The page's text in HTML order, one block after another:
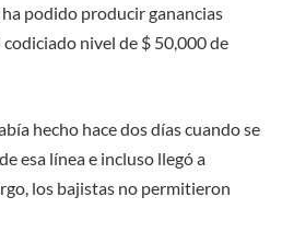
podido producir ganancias
nivel de $ 50,000 de
hecho hace dos días cuando se
esa línea e incluso llegó a
los bajistas no permitieron